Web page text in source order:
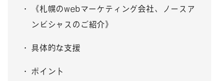
《札幌のwebマーケティング会社、ノースア
ンビシャスのご紹介》
具体的な支援
ポイント